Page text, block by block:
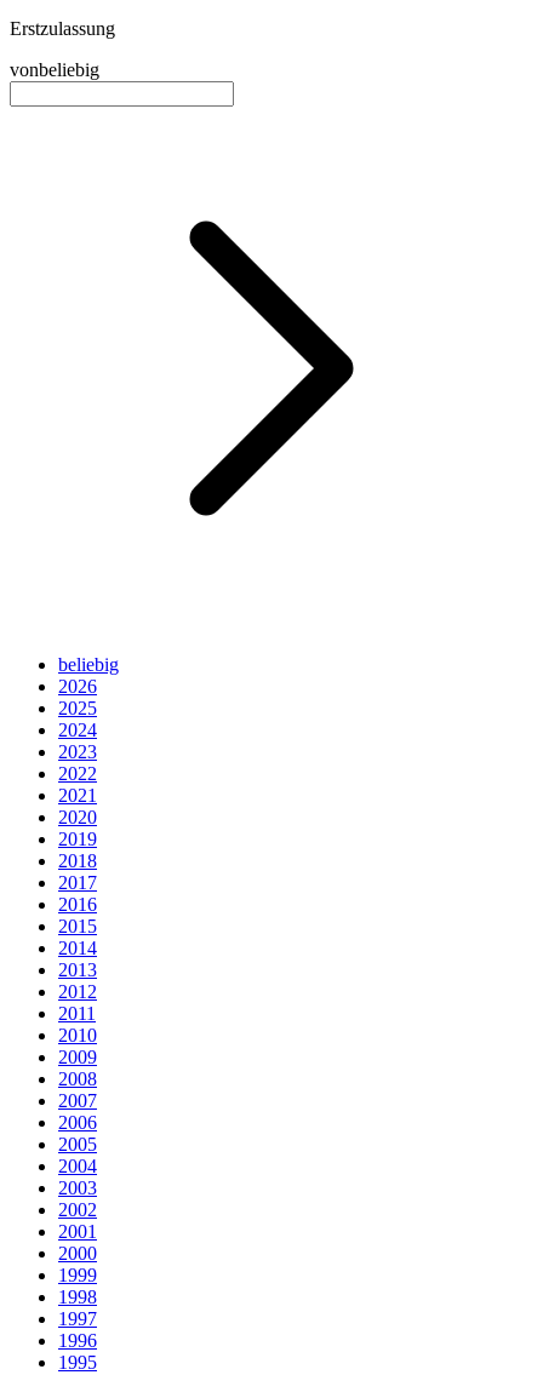
Erstzulassung
vonbeliebig
beliebig
2026
2025
2024
2023
2022
2021
2020
2019
2018
2017
2016
2015
2014
2013
2012
2011
2010
2009
2008
2007
2006
2005
2004
2003
2002
2001
2000
1999
1998
1997
1996
1995